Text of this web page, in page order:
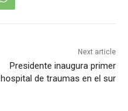
Next article
Presidente inaugura primer
hospital de traumas en el sur